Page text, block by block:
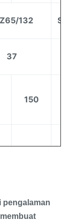
132
37
150
20
0-5
pengalaman